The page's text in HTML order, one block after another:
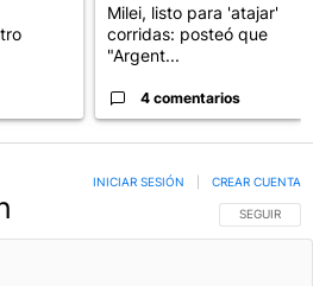
Milei, listo para 'atajar'
corridas: posteó que
"Argent...
4 comentarios
SIGA ESTA
SEGUIR
INICIAR SESIÓN CREAR CUENTA